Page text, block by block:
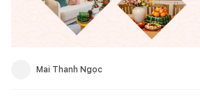
Mai Thanh Ngọc